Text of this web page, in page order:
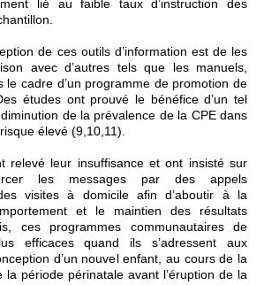
lié au faible taux d’instruction des
de ces outils d’information est de les
avec d’autres tels que les manuels,
le cadre d’un programme de promotion de
études ont prouvé le bénéfice d’un tel
de la prévalence de la CPE dans
élevé (9,10,11).
relevé leur insuffisance et ont insisté sur
les messages par des appels
visites à domicile afin d’aboutir à la
et le maintien des résultats
ces programmes communautaires de
efficaces quand ils s’adressent aux
d’un nouvel enfant, au cours de la
la période périnatale avant l’éruption de la